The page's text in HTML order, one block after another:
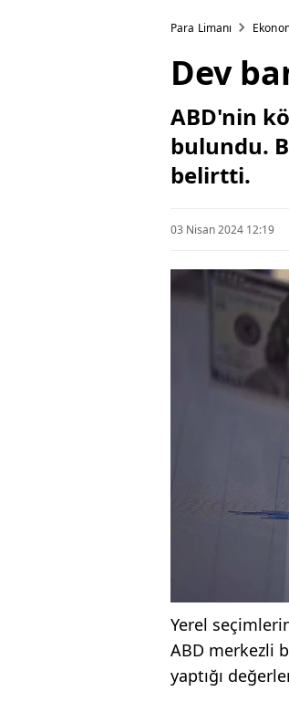
Para Limanı
Dev
ABD'nin
bulundu.
belirtti.
03 Nisan 2024 12:19
Yerel
ABD merkezli
yaptığı